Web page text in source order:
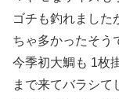
ゴチも釣れました
ちゃ多かったそう
今季初大鯛も 1枚
まで来てバラシて